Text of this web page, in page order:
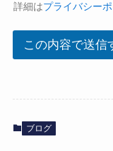
わ
内
*
詳細はプライバシー
この内容で送信
ブログ